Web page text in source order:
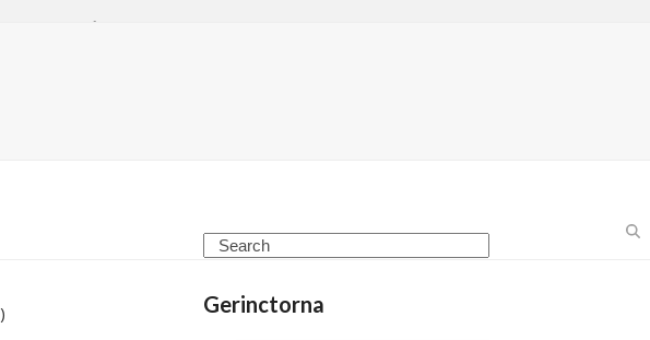
) Gerinctorna